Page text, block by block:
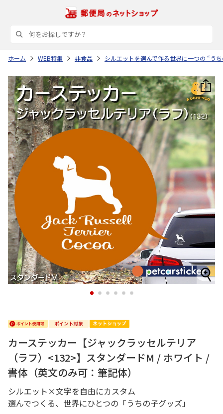
ホーム WEB特集 非食品 シルエットを選んで作る世界に一つの “う
1 2 3 4 5 6
カーステッカー【ジャックラッセルテリア
（ラフ）<132>】スタンダードM / ホワイト /
書体（英文のみ可：筆記体）
シルエット×文字を自由にカスタム
選んでつくる、世界にひとつの「うちの子グッズ」